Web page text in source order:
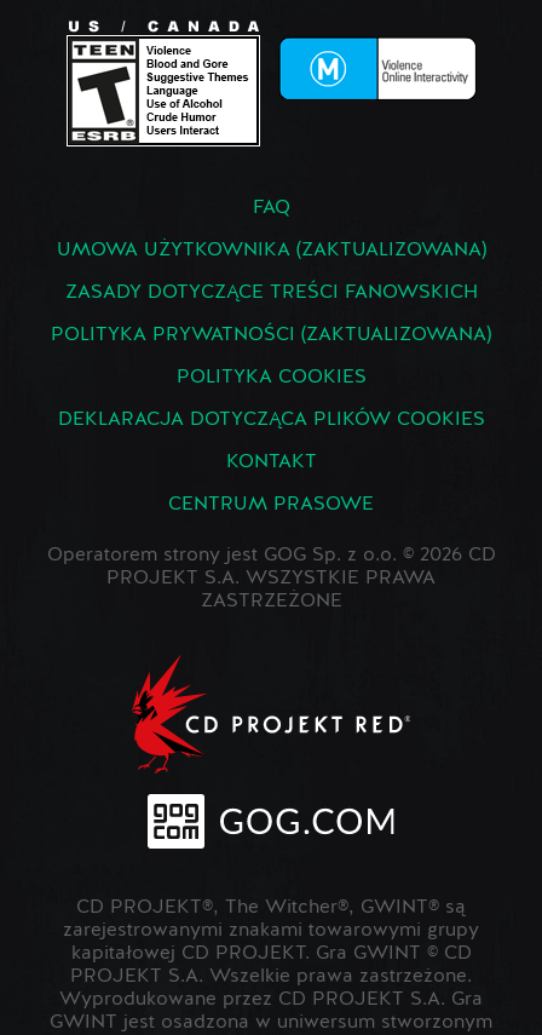
FAQ
UMOWA UŻYTKOWNIKA (ZAKTUALIZOWANA)
ZASADY DOTYCZĄCE TREŚCI FANOWSKICH
POLITYKA PRYWATNOŚCI (ZAKTUALIZOWANA)
POLITYKA COOKIES
DEKLARACJA DOTYCZĄCA PLIKÓW COOKIES
KONTAKT
CENTRUM PRASOWE
Operatorem strony jest GOG Sp. z o.o. © 2026 CD
PROJEKT S.A. WSZYSTKIE PRAWA
ZASTRZEŻONE
CD PROJEKT®, The Witcher®, GWINT® są
zarejestrowanymi znakami towarowymi grupy
kapitałowej CD PROJEKT. Gra GWINT © CD
PROJEKT S.A. Wszelkie prawa zastrzeżone.
Wyprodukowane przez CD PROJEKT S.A. Gra
GWINT jest osadzona w uniwersum stworzonym